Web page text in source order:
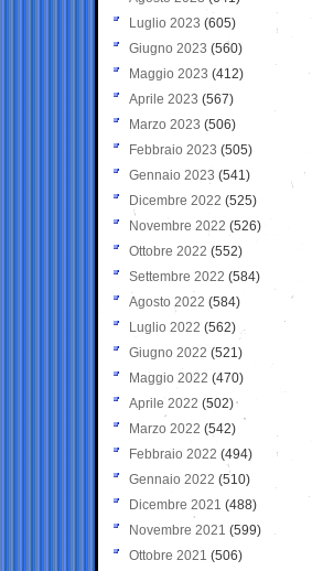
Luglio 2023 (605)
Giugno 2023 (560)
Maggio 2023 (412)
Aprile 2023 (567)
Marzo 2023 (506)
Febbraio 2023 (505)
Gennaio 2023 (541)
Dicembre 2022 (525)
Novembre 2022 (526)
Ottobre 2022 (552)
Settembre 2022 (584)
Agosto 2022 (584)
Luglio 2022 (562)
Giugno 2022 (521)
Maggio 2022 (470)
Aprile 2022 (502)
Marzo 2022 (542)
Febbraio 2022 (494)
Gennaio 2022 (510)
Dicembre 2021 (488)
Novembre 2021 (599)
Ottobre 2021 (506)